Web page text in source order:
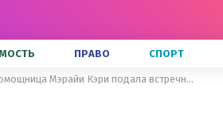
ПРАВО СПОРТ
Пережила домогательства и жестокое насилие: экс-помощница Мэрайи Кэри подала встречный иск